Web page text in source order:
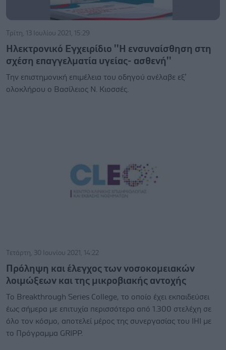
Τρίτη, 13 Ιουλίου 2021, 15:29
Ηλεκτρονικό Εγχειρίδιο ''Η ενσυναίσθηση στη
σχέση επαγγελματία υγείας- ασθενή''
Την επιστημονική επιμέλεια του οδηγού ανέλαβε εξ’
ολοκλήρου ο Βασίλειος Ν. Κιοσσές.
Τετάρτη, 30 Ιουνίου 2021, 14:22
Πρόληψη και έλεγχος των νοσοκομειακών
λοιμώξεων και της μικροβιακής αντοχής
Το Breakthrough Series College, το οποίο έχει εκπαιδεύσει
έως σήμερα με επιτυχία περισσότερα από 1.300 στελέχη σε
όλο τον κόσμο, αποτελεί μέρος της συνεργασίας του ΙΗΙ με
το Πρόγραμμα GRIPP.